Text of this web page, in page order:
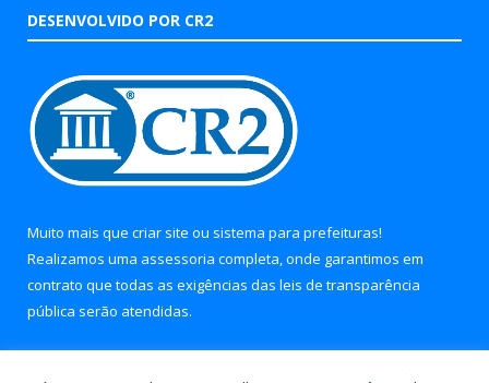
DESENVOLVIDO POR CR2
Muito mais que criar site ou sistema para prefeituras!
Realizamos uma assessoria completa, onde garantimos em
contrato que todas as exigências das leis de transparência
pública serão atendidas.